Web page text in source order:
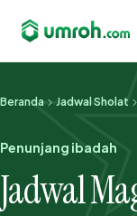
Beranda Jadwal Sholat
Penunjang ibadah
Jadwal